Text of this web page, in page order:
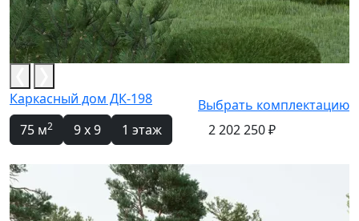
Каркасный дом ДК-198
75 м2 9 x 9 1 этаж
Выбрать комплектацию
2 202 250 ₽